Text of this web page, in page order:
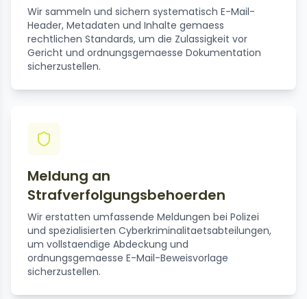
Wir sammeln und sichern systematisch E-Mail-
Header, Metadaten und Inhalte gemaess
rechtlichen Standards, um die Zulassigkeit vor
Gericht und ordnungsgemaesse Dokumentation
sicherzustellen.
Meldung an
Strafverfolgungsbehoerden
Wir erstatten umfassende Meldungen bei Polizei
und spezialisierten Cyberkriminalitaetsabteilungen,
um vollstaendige Abdeckung und
ordnungsgemaesse E-Mail-Beweisvorlage
sicherzustellen.